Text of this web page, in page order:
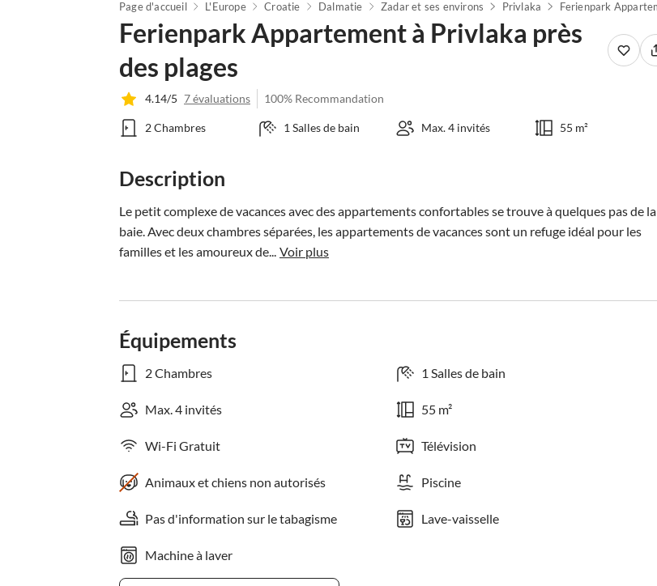
Page d'accueil L'Europe Croatie Dalmatie Zadar et ses environs Privlaka
Ferienpark Appartement à Privlaka près
des plages
4.14/5 7 évaluations 100% Recommandation
2 Chambres 1 Salles de bain Max. 4 invités 55 m²
Description
Le petit complexe de vacances avec des appartements confortables se trouve à quelques pas de la
baie. Avec deux chambres séparées, les appartements de vacances sont un refuge idéal pour les
familles et les amoureux de... Voir plus
Équipements
2 Chambres 1 Salles de bain
Max. 4 invités 55 m²
Wi-Fi Gratuit Télévision
Animaux et chiens non autorisés Piscine
Pas d'information sur le tabagisme Lave-vaisselle
Machine à laver